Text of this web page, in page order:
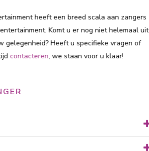
heeft een breed scala aan zangers
Komt u er nog niet helemaal uit
gelegenheid? Heeft u specifieke vragen of
contacteren, we staan voor u klaar!